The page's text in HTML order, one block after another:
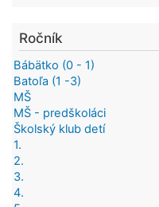
Ročník
Bábätko (0 - 1)
Batoľa (1 -3)
MŠ
MŠ - predškoláci
Školský klub detí
1.
2.
3.
4.